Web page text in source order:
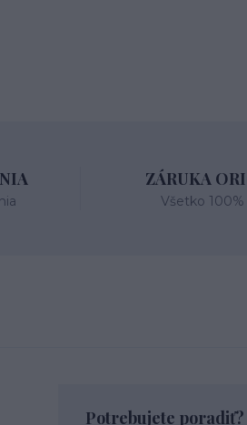
ZÁRUKA
Všetko
Potrebujete poradiť?